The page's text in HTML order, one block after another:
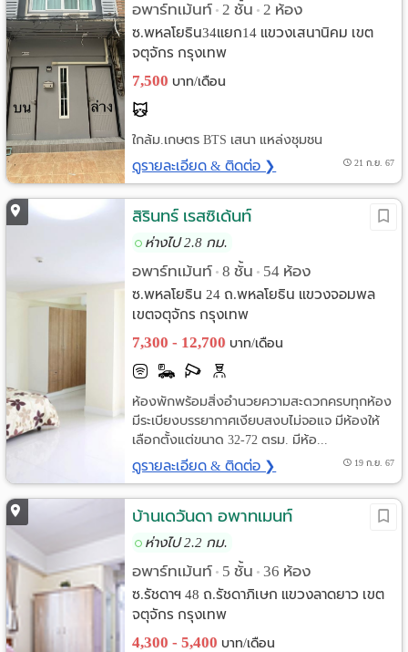
อพาร์ทเม้นท์ • 2 ชั้น • 2 ห้อง
ซ.พหลโยธิน34แยก14 แขวงเสนานิคม เขต
จตุจักร กรุงเทพ
7,500 บาท/เดือน
ใกล้ม.เกษตร BTS เสนา แหล่งชุมชน
ดูรายละเอียด & ติดต่อ ❯ 21 ก.ย. 67
สิรินทร์ เรสซิเด้นท์
ห่างไป 2.8 กม.
อพาร์ทเม้นท์ • 8 ชั้น • 54 ห้อง
ซ.พหลโยธิน 24 ถ.พหลโยธิน แขวงจอมพล
เขตจตุจักร กรุงเทพ
7,300 - 12,700 บาท/เดือน
ห้องพักพร้อมสิ่งอำนวยความสะดวกครบทุกห้อง
มีระเบียงบรรยากาศเงียบสงบไม่จอแจ มีห้องให้
เลือกตั้งแต่ขนาด 32-72 ตรม. มีห้อ...
ดูรายละเอียด & ติดต่อ ❯ 19 ก.ย. 67
บ้านเดวันดา อพาทเมนท์
ห่างไป 2.2 กม.
อพาร์ทเม้นท์ • 5 ชั้น • 36 ห้อง
ซ.รัชดาฯ 48 ถ.รัชดาภิเษก แขวงลาดยาว เขต
จตุจักร กรุงเทพ
4,300 - 5,400 บาท/เดือน